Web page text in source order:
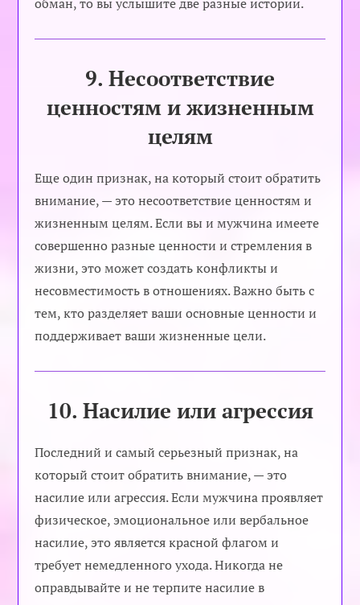
9. Несоответствие
ценностям и жизненным
целям
Еще один признак, на который стоит обратить
внимание, — это несоответствие ценностям и
жизненным целям. Если вы и мужчина имеете
совершенно разные ценности и стремления в
жизни, это может создать конфликты и
несовместимость в отношениях. Важно быть с
тем, кто разделяет ваши основные ценности и
поддерживает ваши жизненные цели.
10. Насилие или агрессия
Последний и самый серьезный признак, на
который стоит обратить внимание, — это
насилие или агрессия. Если мужчина проявляет
физическое, эмоциональное или вербальное
насилие, это является красной флагом и
требует немедленного ухода. Никогда не
оправдывайте и не терпите насилие в